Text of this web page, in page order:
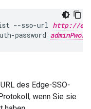
--sso-url http://
password adminPword
des Edge-SSO-
wenn Sie sie